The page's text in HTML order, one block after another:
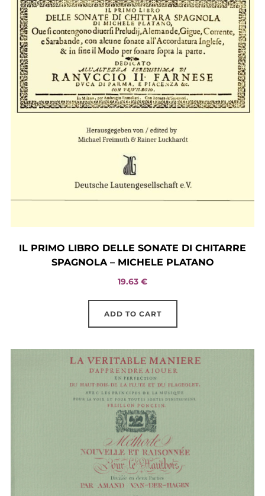
IL PRIMO LIBRO DELLE SONATE DI CHITARRE
SPAGNOLA – MICHELE PLATANO
19.63 €
ADD TO CART